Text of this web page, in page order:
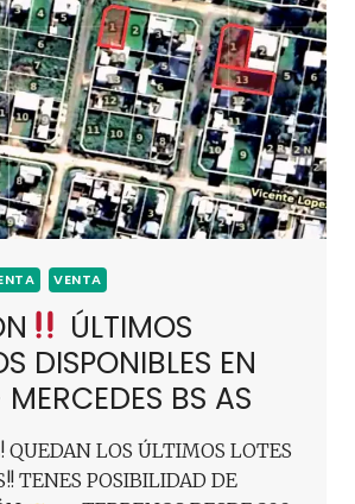
VENTA
ÚLTIMOS
DISPONIBLES EN
BS AS
QUEDAN LOS ÚLTIMOS LOTES
TENES POSIBILIDAD DE